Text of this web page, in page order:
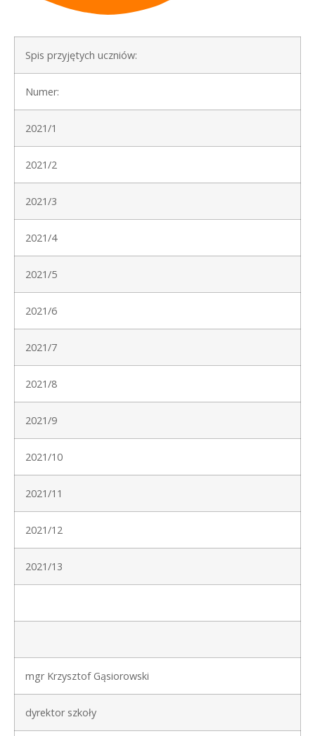
Spis przyjętych uczniów:
Numer:
2021/1
2021/2
2021/3
2021/4
2021/5
2021/6
2021/7
2021/8
2021/9
2021/10
2021/11
2021/12
2021/13
mgr Krzysztof Gąsiorowski
dyrektor szkoły